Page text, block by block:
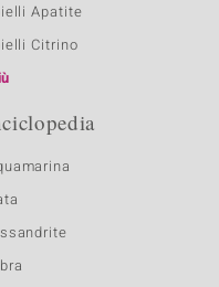
Apatite
Citrino